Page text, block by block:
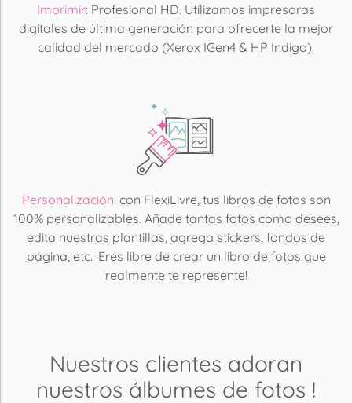
Imprimir: Profesional HD. Utilizamos impresoras
digitales de última generación para ofrecerte la mejor
calidad del mercado (Xerox IGen4 & HP Indigo).
Personalización: con FlexiLivre, tus libros de fotos son
100% personalizables. Añade tantas fotos como desees,
edita nuestras plantillas, agrega stickers, fondos de
página, etc. ¡Eres libre de crear un libro de fotos que
realmente te represente!
Nuestros clientes adoran
nuestros álbumes de fotos !